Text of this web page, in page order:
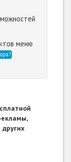
меню
других